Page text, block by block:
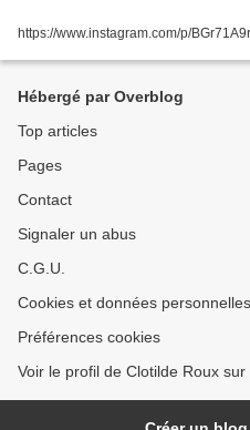
https://www.instagram.com/p/
Hébergé par Overblog
Top articles
Pages
Contact
Signaler un abus
C.G.U.
Cookies et données personnelles
Préférences cookies
Voir le profil de Clotilde Roux